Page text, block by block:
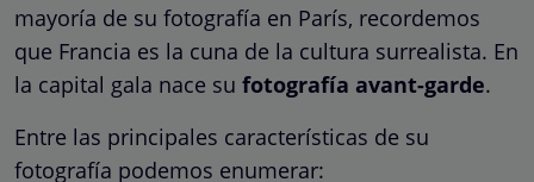
mayoría de su fotografía en París, recordemos
que Francia es la cuna de la cultura surrealista. En
la capital gala nace su fotografía avant-garde.
Entre las principales características de su
fotografía podemos enumerar: